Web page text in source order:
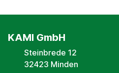
KAMI GmbH
Steinbrede 12
32423 Minden